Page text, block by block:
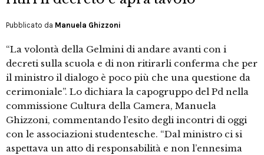
Pubblicato da Manuela Ghizzoni
“La volontà della Gelmini di andare avanti con i
decreti sulla scuola e di non ritirarli conferma che per
il ministro il dialogo è poco più che una questione da
cerimoniale”. Lo dichiara la capogruppo del Pd nella
commissione Cultura della Camera, Manuela
Ghizzoni, commentando l’esito degli incontri di oggi
con le associazioni studentesche. “Dal ministro ci si
aspettava un atto di responsabilità e non l’ennesima